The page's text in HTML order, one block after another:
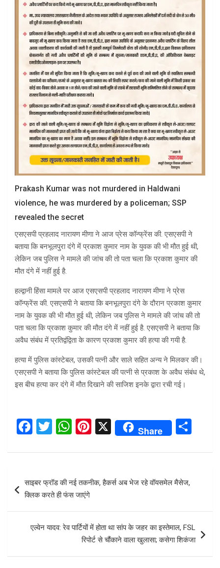
Prakash Kumar was not murdered in Haldwani
violence, he was murdered by a policeman; SSP
revealed the secret
एसएसपी प्रहलाद नारायण मीणा ने आज प्रेस कॉन्फ्रेंस की. एसएसपी ने
बताया कि बनभूलपुरा दंगे में प्रकाश कुमार नाम के युवक की भी मौत हुई थी,
लेकिन जब पुलिस ने मामले की जांच की तो पता चला कि प्रकाश कुमार की
मौत दंगे में नहीं हुई है.
हल्द्वानी हिंसा मामले पर आज एसएसपी प्रहलाद नारायण मीणा ने प्रेस
कॉन्फ्रेंस की. एसएसपी ने बताया कि बनभूलपुरा दंगे के दौरान प्रकाश कुमार
नाम के युवक की भी मौत हुई थी, लेकिन जब पुलिस ने मामले की जांच की तो
पता चला कि प्रकाश कुमार की मौत दंगे में नहीं हुई है. एसएसपी ने बताया कि
अवैध संबंध में प्रतिद्वंद्विता के कारण प्रकाश कुमार की हत्या की गयी है.
हत्या में पुलिस कांस्टेबल, उसकी पत्नी और साले सहित अन्य ने मिलकर की।
एसएसपी ने बताया कि पुलिस कांस्टेबल की पत्नी से प्रकाश के अवैध संबंध थे,
इस बीच हत्या कर दंगे में मौत दिखाने की साजिश इनके द्वारा रची गई।
F
ce
o
k
T
tt
er
W
at
s
A
p
Pi
er
es
t
X Share
ar
navigation
साइबर फ्रॉड की नई तकनीक, हैकर्स अब भेज रहे वॉयसमेल मैसेज,
क्लिक करते ही फंस जाएंगे
एल्वेन यादव: रेव पार्टियों में होता था सांप के जहर का इस्तेमाल, FSL
रिपोर्ट से चौंकाने वाला खुलासा; कसेगा शिकंजा